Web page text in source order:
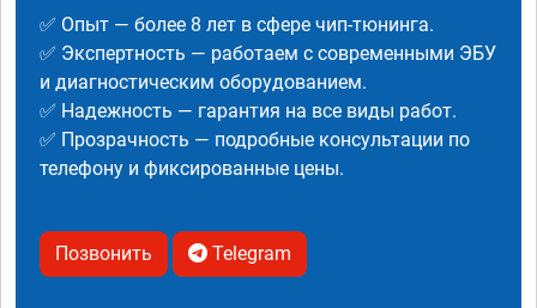
✅ Опыт — более 8 лет в сфере чип-тюнинга.
✅ Экспертность — работаем с современными ЭБУ
и диагностическим оборудованием.
✅ Надежность — гарантия на все виды работ.
✅ Прозрачность — подробные консультации по
телефону и фиксированные цены.
Позвонить Telegram